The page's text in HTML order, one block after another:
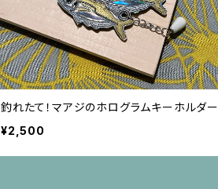
釣れたて！マアジのホログラムキーホルダー
¥2,500